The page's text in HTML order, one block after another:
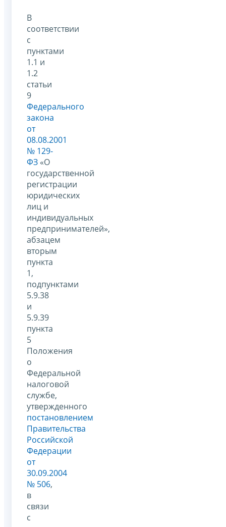
В
соответствии
с
пунктами
1.1 и
1.2
статьи
9
Федерального
закона
от
08.08.2001
№ 129-
ФЗ «О
государственной
регистрации
юридических
лиц и
индивидуальных
предпринимателей»,
абзацем
вторым
пункта
1,
подпунктами
5.9.38
и
5.9.39
пункта
5
Положения
о
Федеральной
налоговой
службе,
утвержденного
постановлением
Правительства
Российской
Федерации
от
30.09.2004
№ 506,
в
связи
с